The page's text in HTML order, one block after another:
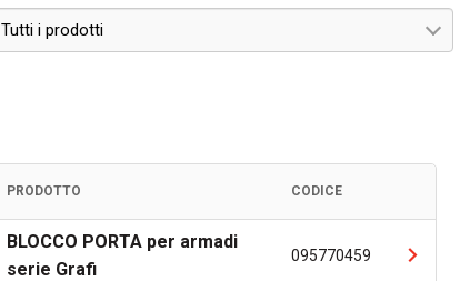
Tutti i prodotti
PRODOTTO CODICE
BLOCCO PORTA per armadi
serie Grafi
095770459